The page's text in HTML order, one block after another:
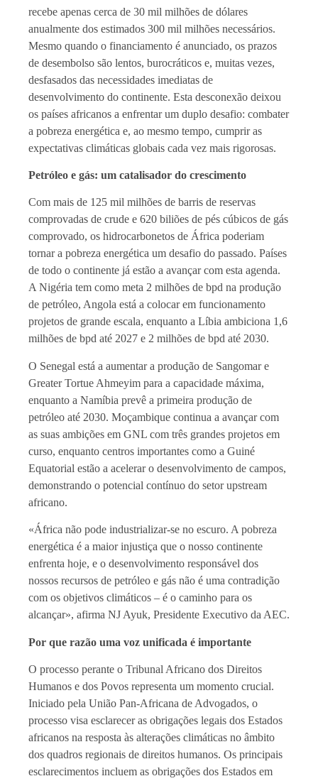
recebe apenas cerca de 30 mil milhões de dólares
anualmente dos estimados 300 mil milhões necessários.
Mesmo quando o financiamento é anunciado, os prazos
de desembolso são lentos, burocráticos e, muitas vezes,
desfasados das necessidades imediatas de
desenvolvimento do continente. Esta desconexão deixou
os países africanos a enfrentar um duplo desafio: combater
a pobreza energética e, ao mesmo tempo, cumprir as
expectativas climáticas globais cada vez mais rigorosas.
Petróleo e gás: um catalisador do crescimento
Com mais de 125 mil milhões de barris de reservas
comprovadas de crude e 620 biliões de pés cúbicos de gás
comprovado, os hidrocarbonetos de África poderiam
tornar a pobreza energética um desafio do passado. Países
de todo o continente já estão a avançar com esta agenda.
A Nigéria tem como meta 2 milhões de bpd na produção
de petróleo, Angola está a colocar em funcionamento
projetos de grande escala, enquanto a Líbia ambiciona 1,6
milhões de bpd até 2027 e 2 milhões de bpd até 2030.
O Senegal está a aumentar a produção de Sangomar e
Greater Tortue Ahmeyim para a capacidade máxima,
enquanto a Namíbia prevê a primeira produção de
petróleo até 2030. Moçambique continua a avançar com
as suas ambições em GNL com três grandes projetos em
curso, enquanto centros importantes como a Guiné
Equatorial estão a acelerar o desenvolvimento de campos,
demonstrando o potencial contínuo do setor upstream
africano.
«África não pode industrializar-se no escuro. A pobreza
energética é a maior injustiça que o nosso continente
enfrenta hoje, e o desenvolvimento responsável dos
nossos recursos de petróleo e gás não é uma contradição
com os objetivos climáticos – é o caminho para os
alcançar», afirma NJ Ayuk, Presidente Executivo da AEC.
Por que razão uma voz unificada é importante
O processo perante o Tribunal Africano dos Direitos
Humanos e dos Povos representa um momento crucial.
Iniciado pela União Pan-Africana de Advogados, o
processo visa esclarecer as obrigações legais dos Estados
africanos na resposta às alterações climáticas no âmbito
dos quadros regionais de direitos humanos. Os principais
esclarecimentos incluem as obrigações dos Estados em